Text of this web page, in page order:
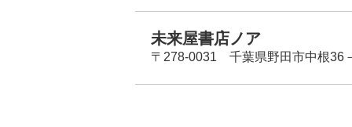
未来屋書店ノア
〒278-0031 千葉県野田市中根36